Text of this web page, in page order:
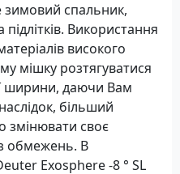
зимовий спальник,
Використання
високого
мішку розтягуватися
ширини, даючи Вам
більший
змінювати своє
обмежень. В
Exosphere -8 ° SL